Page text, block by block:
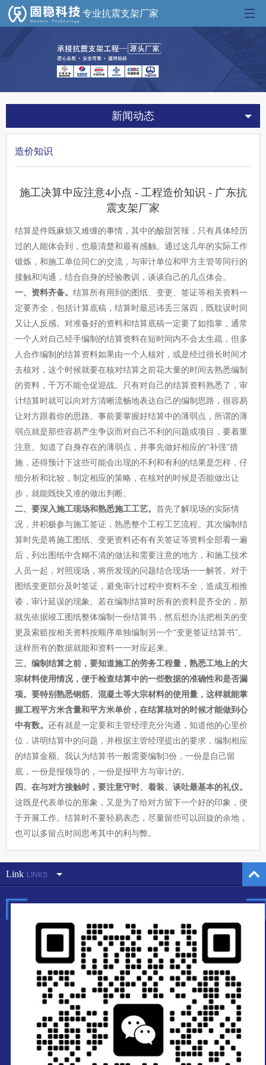
专业抗震支架厂家
新闻动态
造价知识
施工决算中应注意4小点 - 工程造价知识 - 广东抗
震支架厂家
结算是件既麻烦又难缠的事情，其中的酸甜苦辣，只有具体经历
过的人能体会到，也最清楚和最有感触。通过这几年的实际工作
锻炼，和施工单位同仁的交流，与审计单位和甲方主管等同行的
接触和沟通，结合自身的经验教训，谈谈自己的几点体会。
一、资料齐备。 结算所有用到的图纸、变更、签证等相关资料一
定要齐全，包括计算底稿，结算时最忌讳丢三落四，既耽误时间
又让人反感。对准备好的资料和结算底稿一定要了如指掌，通常
一个人对自己经手编制的结算资料在短时间内不会太生疏，但多
人合作编制的结算资料如果由一个人核对，或是经过很长时间才
去核对，这个时候就要在核对结算之前花大量的时间去熟悉编制
的资料，千万不能仓促迎战。只有对自己的结算资料熟悉了，审
计结算时就可以向对方清晰流畅地表达自己的编制思路，很容易
让对方跟着你的思路。事前要掌握好结算中的薄弱点，所谓的薄
弱点就是那些容易产生争议而对自己不利的问题或项目，要着重
注意。知道了自身存在的薄弱点，并事先做好相应的“补强”措
施，还得预计下这些可能会出现的不利和有利的结果是怎样，仔
细分析和比较，制定相应的策略，在核对的时候是否能做出让
步，就能既快又准的做出判断。
二、要深入施工现场和熟悉施工工艺。 首先了解现场的实际情
况，并积极参与施工签证，熟悉整个工程工艺流程。其次编制结
算时先是将施工图纸、变更资料还有有关签证等资料全部看一遍
后，列出图纸中含糊不清的做法和需要注意的地方，和施工技术
人员一起，对照现场，将所发现的问题结合现场一一解答。对于
图纸变更部分及时签证，避免审计过程中资料不全，造成互相推
诿，审计延误的现象。若在编制结算时所有的资料是齐全的，那
就先依据竣工图纸整体编制一份结算书，然后想办法把相关的变
更及索赔按相关资料按顺序单独编制另一个“变更签证结算书”。
这样所有的数据就能和资料一一对应起来。
三、编制结算之前，要知道施工的劳务工程量，熟悉工地上的大
宗材料使用情况，便于检查结算中的一些数据的准确性和是否漏
项。要特别熟悉钢筋、混凝土等大宗材料的使用量，这样就能掌
握工程平方米含量和平方米单价，在结算核对的时候才能做到心
中有数。 还有就是一定要和主管经理充分沟通，知道他的心里价
位，讲明结算中的问题，并根据主管经理提出的要求，编制相应
的结算金额。我认为结算书一般需要编制3份，一份是自己留
底，一份是报领导的，一份是报甲方与审计的。
四、在与对方接触时，要注意守时、着装、谈吐最基本的礼仪。
这既是代表单位的形象，又是为了给对方留下一个好的印象，便
于开展工作。结算时不要轻易表态，尽量留些可以回旋的余地，
也可以多留点时间思考其中的利与弊。
Link LINKS